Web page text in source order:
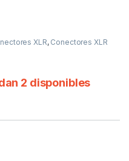
XLR, Conectores XLR
2 disponibles